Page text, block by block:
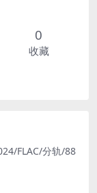
0
收藏
FLAC/分轨/88